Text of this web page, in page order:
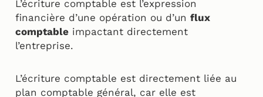
L’écriture comptable est l’expression
financière d’une opération ou d’un flux
comptable impactant directement
l’entreprise.
L’écriture comptable est directement liée au
plan comptable général, car elle est